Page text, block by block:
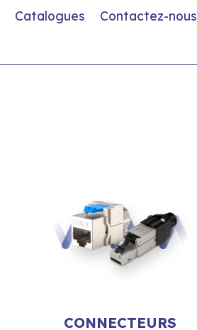
Catalogues Contactez-nous
CONNECTEURS